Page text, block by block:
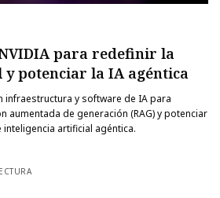
para redefinir la
y potenciar la IA agéntica
infraestructura y software de IA para
aumentada de generación (RAG) y potenciar
artificial agéntica.